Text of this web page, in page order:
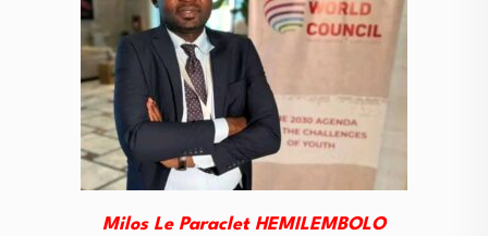
Milos Le Paraclet HEMILEMBOLO